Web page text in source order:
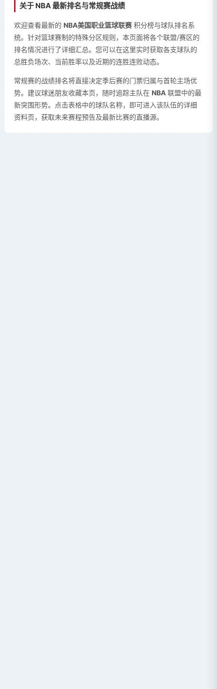
关于 NBA 最新排名与常规赛战绩
欢迎查看最新的 NBA美国职业篮球联赛 积分榜与球队排名系
统。针对篮球赛制的特殊分区规则，本页面将各个联盟/赛区的
排名情况进行了详细汇总。您可以在这里实时获取各支球队的
总胜负场次、当前胜率以及近期的连胜连败动态。
常规赛的战绩排名将直接决定季后赛的门票归属与首轮主场优
势。建议球迷朋友收藏本页，随时追踪主队在 NBA 联盟中的最
新突围形势。点击表格中的球队名称，即可进入该队伍的详细
资料页，获取未来赛程预告及最新比赛的直播源。